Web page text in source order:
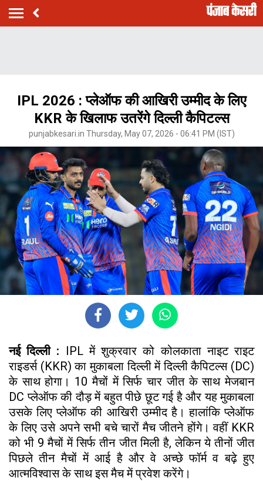
IPL 2026 : प्लेऑफ की आखिरी उम्मीद के लिए
KKR के खिलाफ उतरेंगे दिल्ली कैपिटल्स
punjabkesari.in Thursday, May 07, 2026 - 06:41 PM (IST)
नई दिल्ली : IPL में शुक्रवार को कोलकाता नाइट राइट
राइडर्स (KKR) का मुकाबला दिल्ली में दिल्ली कैपिटल्स (DC)
के साथ होगा। 10 मैचों में सिर्फ चार जीत के साथ मेजबान
DC प्लेऑफ की दौड़ में बहुत पीछे छूट गई है और यह मुकाबला
उसके लिए प्लेऑफ की आखिरी उम्मीद है। हालांकि प्लेऑफ
के लिए उसे अपने सभी बचे चारों मैच जीतने होंगे। वहीं KKR
को भी 9 मैचों में सिर्फ तीन जीत मिली है, लेकिन ये तीनों जीत
पिछले तीन मैचों में आई है और वे अच्छे फॉर्म व बढ़े हुए
आत्मविश्वास के साथ इस मैच में प्रवेश करेंगे।